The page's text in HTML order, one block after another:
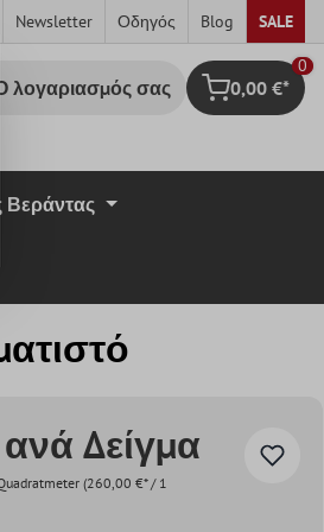
Newsletter Οδηγός Blog SALE
Ο λογαριασμός σας Καλάθι
0
0,00 €*
Βεράντας
Δείγμα
(260,00 €* / 1